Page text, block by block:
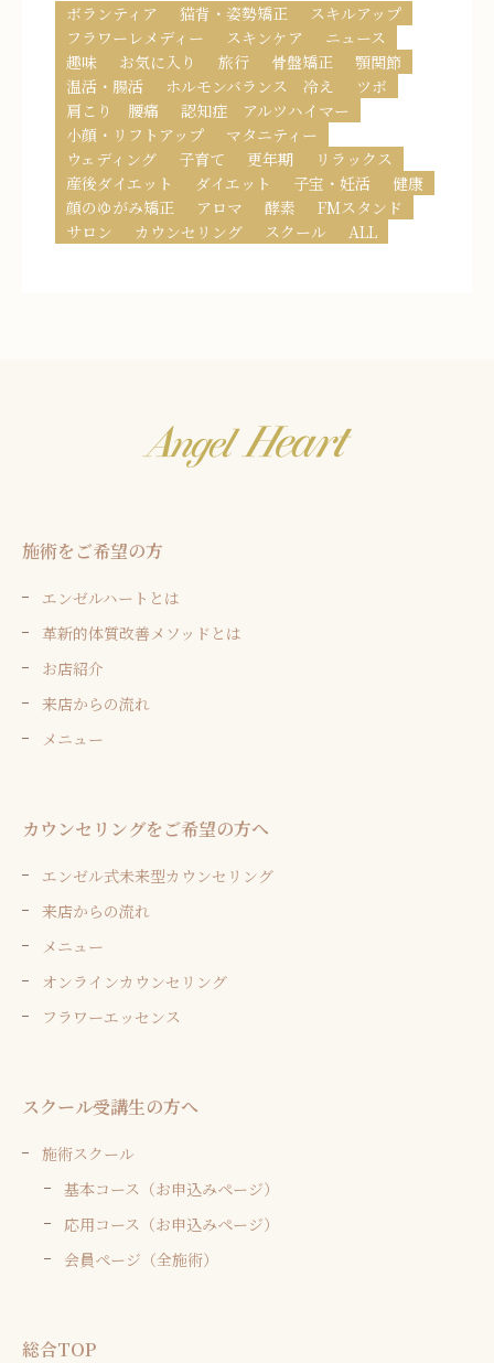
ボランティア 猫背・姿勢矯正
スキルアップ
フラワーレメディー
スキンケア
ニュース
趣味
お気に入り 旅行 骨盤矯正
顎関節
温活・腸活
ホルモンバランス 冷え
ツボ
肩こり 腰痛
認知症 アルツハイマー
小顔・リフトアップ
マタニティー
ウェディング
子育て 更年期
リラックス
産後ダイエット
ダイエット 子宝・妊活
健康
顔のゆがみ矯正
アロマ 酵素
FMスタンド
サロン
カウンセリング スクール ALL
施術をご希望の方
エンゼルハートとは
革新的体質改善メソッドとは
お店紹介
来店からの流れ
メニュー
カウンセリングをご希望の方へ
エンゼル式未来型カウンセリング
来店からの流れ
メニュー
オンラインカウンセリング
フラワーエッセンス
スクール受講生の方へ
施術スクール
基本コース（お申込みページ）
応用コース（お申込みページ）
会員ページ（全施術）
総合TOP